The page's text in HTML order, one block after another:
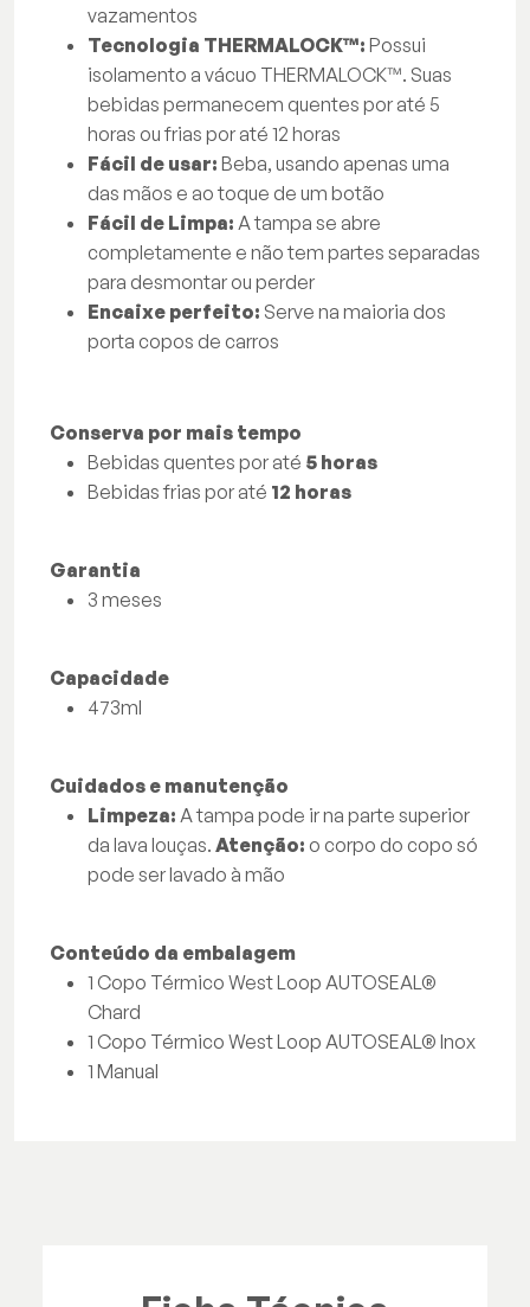
vazamentos
Tecnologia THERMALOCK™: Possui
isolamento a vácuo THERMALOCK™. Suas
bebidas permanecem quentes por até 5
horas ou frias por até 12 horas
Fácil de usar: Beba, usando apenas uma
das mãos e ao toque de um botão
Fácil de Limpa: A tampa se abre
completamente e não tem partes separadas
para desmontar ou perder
Encaixe perfeito: Serve na maioria dos
porta copos de carros
Conserva por mais tempo
Bebidas quentes por até 5 horas
Bebidas frias por até 12 horas
Garantia
3 meses
Capacidade
473ml
Cuidados e manutenção
Limpeza: A tampa pode ir na parte superior
da lava louças. Atenção: o corpo do copo só
pode ser lavado à mão
Conteúdo da embalagem
1 Copo Térmico West Loop AUTOSEAL®
Chard
1 Copo Térmico West Loop AUTOSEAL® Inox
1 Manual